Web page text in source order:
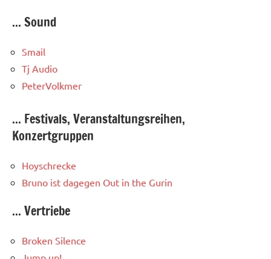
... Sound
Smail
Tj Audio
PeterVolkmer
... Festivals, Veranstaltungsreihen,
Konzertgruppen
Hoyschrecke
Bruno ist dagegen Out in the Gurin
... Vertriebe
Broken Silence